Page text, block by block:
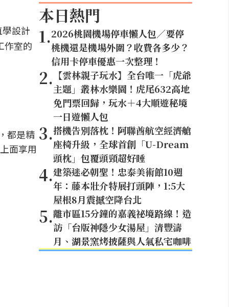
設計
作室的
都是精
面享用
本日熱門
1.2026桃園機場停車懶人包／要停
桃機還是機場外圍？收費各多少？
信用卡停車優惠一次整理！
2. 【雲林親子玩水】全台唯一「虎爺
主題」叢林水樂園！虎尾632高地
免門票回歸，玩水＋4大順遊秘境
一日遊懶人包
3.搭機告別落枕！阿聯酋航空經濟艙
座椅升級，全球首創「U-Dream
頭枕」包覆頭頸超好睡
4.建築迷必朝聖！忠泰美術館10週
年：藤本壯介特展打頭陣，1:5大
屋根8月震撼空降台北
5.離市區15分鐘的嘉義祕境路線！造
訪「台版神隱少女湯屋」清豐濤
月、湖景窯烤披薩與人氣私宅咖啡